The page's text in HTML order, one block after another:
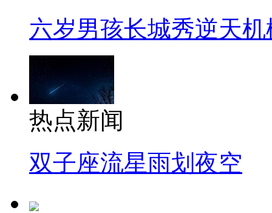
六岁男孩长城秀逆天机
热点新闻
双子座流星雨划夜空